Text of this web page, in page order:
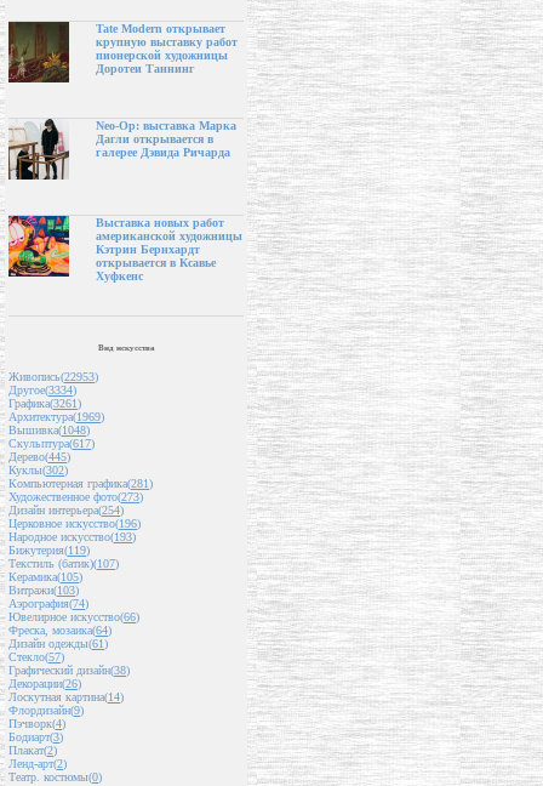
Tate Modern открывает
крупную выставку работ
пионерской художницы
Доротеи Таннинг
Neo-Op: выставка Марка
Дагли открывается в
галерее Дэвида Ричарда
Выставка новых работ
американской художницы
Кэтрин Бернхардт
открывается в Ксавье
Хуфкенс
Вид искусства
Живопись(22953)
Другое(3334)
Графика(3261)
Архитектура(1969)
Вышивка(1048)
Скульптура(617)
Дерево(445)
Куклы(302)
Компьютерная графика(281)
Художественное фото(273)
Дизайн интерьера(254)
Церковное искусство(196)
Народное искусство(193)
Бижутерия(119)
Текстиль (батик)(107)
Керамика(105)
Витражи(103)
Аэрография(74)
Ювелирное искусство(66)
Фреска, мозаика(64)
Дизайн одежды(61)
Стекло(57)
Графический дизайн(38)
Декорации(26)
Лоскутная картина(14)
Флордизайн(9)
Пэчворк(4)
Бодиарт(3)
Плакат(2)
Ленд-арт(2)
Театр. костюмы(0)